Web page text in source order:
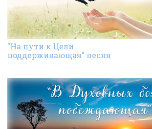
"На пути к Цели
поддерживающая" песня